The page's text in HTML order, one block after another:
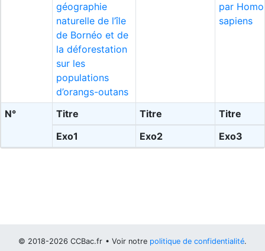
N° Titre Titre
Titre
Exo1
Exo2 Exo3
géographie
naturelle de l’île
de Bornéo et de
la déforestation
sur les
populations
d’orangs-outans
par Homo
sapiens
© 2018-2026 CCBac.fr • Voir notre politique de confidentialité.